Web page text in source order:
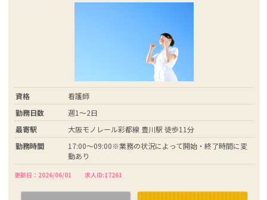
資格
看護師
勤務日数
週1～2日
最寄駅
大阪モノレール彩都線 豊川駅 徒歩11分
勤務時間
17:00～09:00※業務の状況によって開始・終了時間に変
動あり
更新日：2026/06/01 求人ID:17261